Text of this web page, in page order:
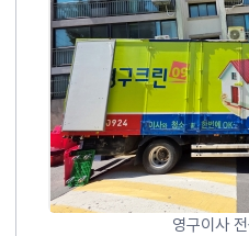
영구이사